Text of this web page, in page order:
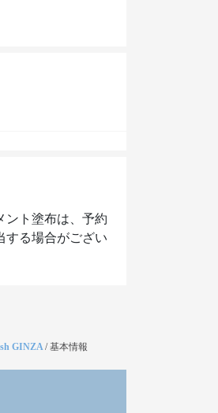
ント塗布は、予約
する場合がござい
GINZA/基本情報